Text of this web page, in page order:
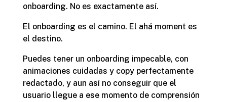
onboarding. No es exactamente así.
El onboarding es el camino. El ahá moment es
el destino.
Puedes tener un onboarding impecable, con
animaciones cuidadas y copy perfectamente
redactado, y aun así no conseguir que el
usuario llegue a ese momento de comprensión